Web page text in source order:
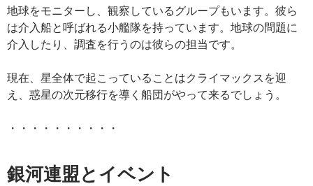
地球をモニターし、観察しているグループもいます。彼ら
は介入船と呼ばれる小艦隊を持っています。地球の問題に
介入したり、調査を行うのは彼らの担当です。
現在、星全体で起こっていることはクライマックスを迎
え、惑星の次元移行を導く船団がやって来るでしょう。
・・・・・・・・・・
銀河連盟とイベント